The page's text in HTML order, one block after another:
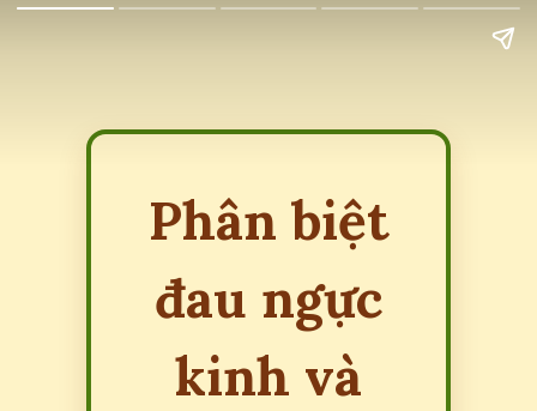
Phân biệt
đau ngực
kinh và